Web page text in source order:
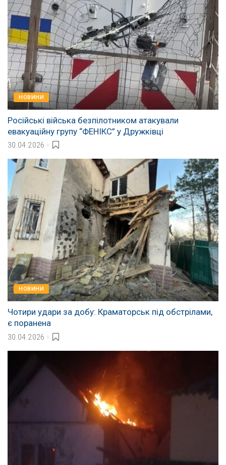
НОВИНИ
Російські війська безпілотником атакували
евакуаційну групу “ФЕНІКС” у Дружківці
30.04.2026
НОВИНИ
Чотири удари за добу: Краматорськ під обстрілами,
є поранена
30.04.2026